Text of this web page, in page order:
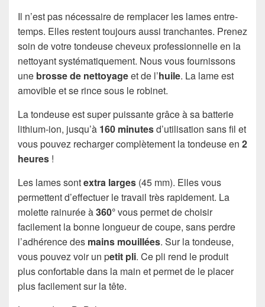
Il n’est pas nécessaire de remplacer les lames entre-
temps. Elles restent toujours aussi tranchantes. Prenez
soin de votre tondeuse cheveux professionnelle en la
nettoyant systématiquement. Nous vous fournissons
une brosse de nettoyageet de l’huile. La lame est
amovible et se rince sous le robinet.
La tondeuse est super puissante grâce à sa batterie
lithium-ion, jusqu’à 160 minutesd’utilisation sans fil et
vous pouvez recharger complètement la tondeuse en 2
heures !
Les lames sontextra larges (45 mm). Elles vous
permettent d’effectuer le travail très rapidement. La
molette rainurée à360°vous permet de choisir
facilement la bonne longueur de coupe, sans perdre
l’adhérence des mains mouillées. Sur la tondeuse,
vous pouvez voir un petit pli. Ce pli rend le produit
plus confortable dans la main et permet de le placer
plus facilement sur la tête.